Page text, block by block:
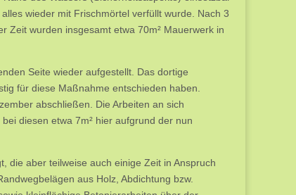
wieder mit Frischmörtel verfüllt wurde. Nach 3
Zeit wurden insgesamt etwa 70m² Mauerwerk in
Seite wieder aufgestellt. Das dortige
für diese Maßnahme entschieden haben.
abschließen. Die Arbeiten an sich
diesen etwa 7m² hier aufgrund der nun
die aber teilweise auch einige Zeit in Anspruch
aus Holz, Abdichtung bzw.